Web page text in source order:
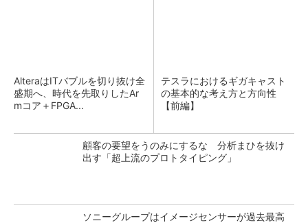
AlteraはITバブルを切り抜け全
盛期へ、時代を先取りしたAr
mコア＋FPGA...
テスラにおけるギガキャスト
の基本的な考え方と方向性
【前編】
顧客の要望をうのみにするな 分析まひを抜け
出す「超上流のプロトタイピング」
ソニーグループはイメージセンサーが過去最高